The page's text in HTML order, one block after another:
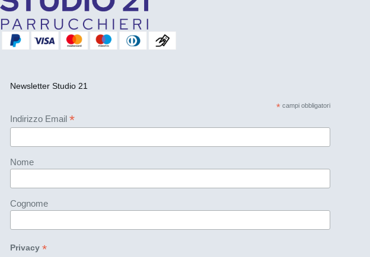
Newsletter Studio 21
* campi obbligatori
Indirizzo Email*
Nome
Cognome
Privacy*